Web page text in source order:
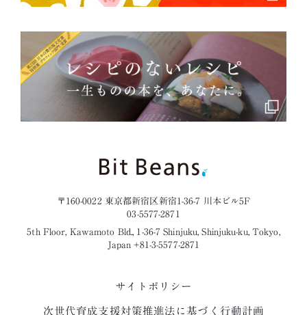
〒160-0022 東京都新宿区新宿1-36-7 川本ビル5F
03-5577-2871
5th Floor, Kawamoto Bld., 1-36-7 Shinjuku, Shinjuku-ku, Tokyo,
Japan +81-3-5577-2871
サイトポリシー
次世代育成支援対策推進法に基づく行動計画